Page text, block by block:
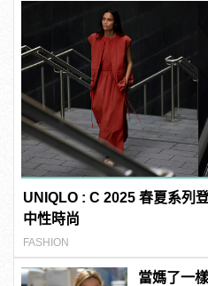
UNIQLO : C 2025 春夏系列
中性時尚
FASHION
當媽了一